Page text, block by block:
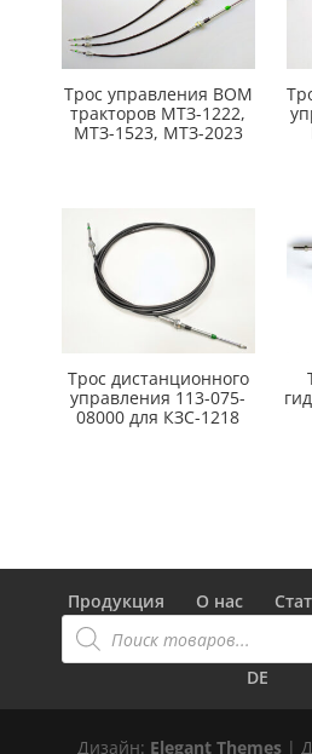
Трос управления ВОМ
тракторов МТЗ-1222,
МТЗ-1523, МТЗ-2023
Трос дистанционного
управления 113-075-
08000 для КЗС-1218
Продукция О нас
Поиск
товаров
DE
Дизайн: Elegant Themes|